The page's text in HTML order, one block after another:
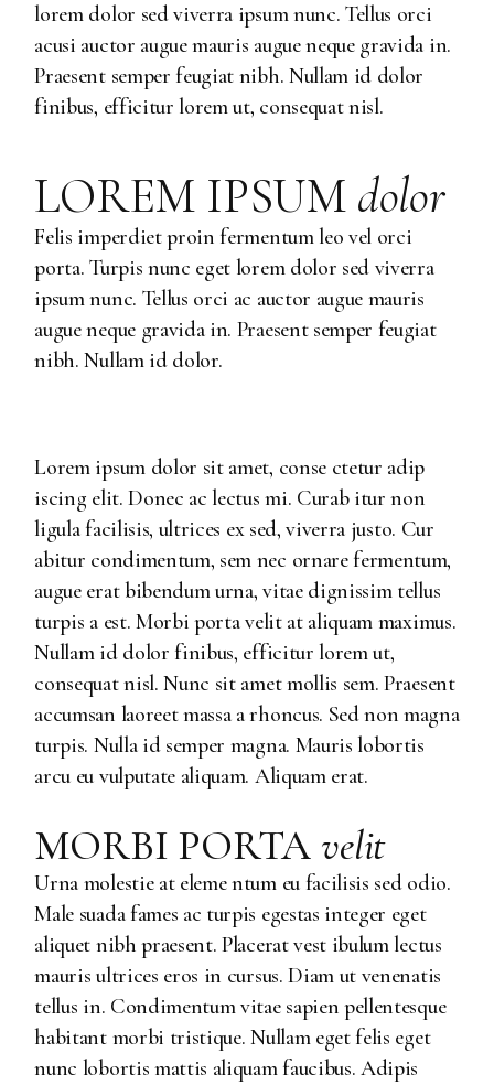
lorem dolor sed viverra ipsum nunc. Tellus orci
acusi auctor augue mauris augue neque gravida in.
Praesent semper feugiat nibh. Nullam id dolor
finibus, efficitur lorem ut, consequat nisl.
LOREM IPSUM dolor
Felis imperdiet proin fermentum leo vel orci
porta. Turpis nunc eget lorem dolor sed viverra
ipsum nunc. Tellus orci ac auctor augue mauris
augue neque gravida in. Praesent semper feugiat
nibh. Nullam id dolor.
Lorem ipsum dolor sit amet, conse ctetur adip
iscing elit. Donec ac lectus mi. Curab itur non
ligula facilisis, ultrices ex sed, viverra justo. Cur
abitur condimentum, sem nec ornare fermentum,
augue erat bibendum urna, vitae dignissim tellus
turpis a est. Morbi porta velit at aliquam maximus.
Nullam id dolor finibus, efficitur lorem ut,
consequat nisl. Nunc sit amet mollis sem. Praesent
accumsan laoreet massa a rhoncus. Sed non magna
turpis. Nulla id semper magna. Mauris lobortis
arcu eu vulputate aliquam. Aliquam erat.
MORBI PORTA velit
Urna molestie at eleme ntum eu facilisis sed odio.
Male suada fames ac turpis egestas integer eget
aliquet nibh praesent. Placerat vest ibulum lectus
mauris ultrices eros in cursus. Diam ut venenatis
tellus in. Condimentum vitae sapien pellentesque
habitant morbi tristique. Nullam eget felis eget
nunc lobortis mattis aliquam faucibus. Adipis